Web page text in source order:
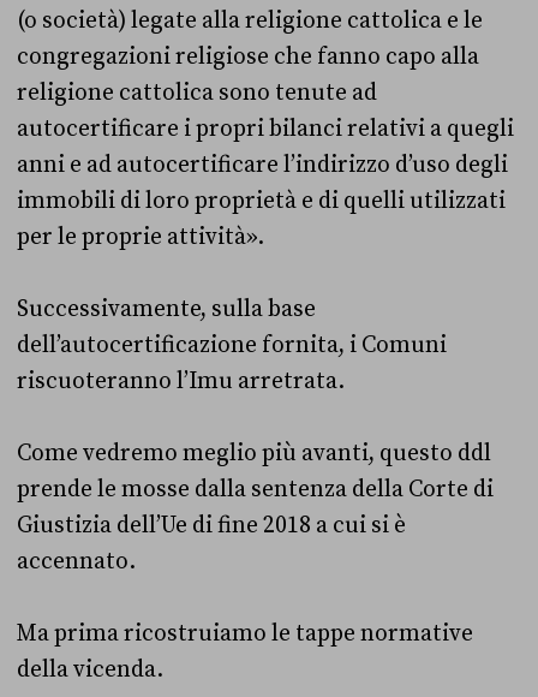
(o società) legate alla religione cattolica e le
congregazioni religiose che fanno capo alla
religione cattolica sono tenute ad
autocertificare i propri bilanci relativi a quegli
anni e ad autocertificare l’indirizzo d’uso degli
immobili di loro proprietà e di quelli utilizzati
per le proprie attività».
Successivamente, sulla base
dell’autocertificazione fornita, i Comuni
riscuoteranno l’Imu arretrata.
Come vedremo meglio più avanti, questo ddl
prende le mosse dalla sentenza della Corte di
Giustizia dell’Ue di fine 2018 a cui si è
accennato.
Ma prima ricostruiamo le tappe normative
della vicenda.